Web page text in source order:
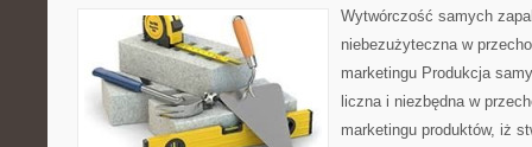
Wytwórczość samych
niebezużyteczna w
marketingu Produkcja
liczna i niezbędna w
marketingu produktów, iż